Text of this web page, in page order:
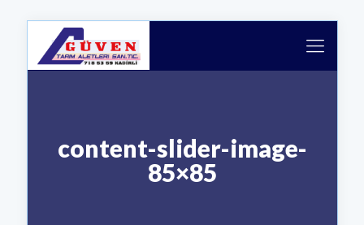
content-slider-image-
85×85